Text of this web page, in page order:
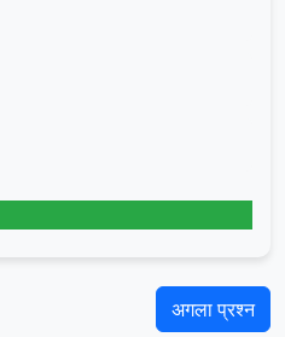
अगला प्रश्न